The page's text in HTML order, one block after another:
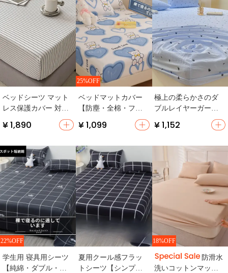
ベッドシーツ マット
レス保護カバー 対応
シモンズ 単色ウォッ
シャブルコットン 防
¥ 1,890
25%OFF
ベッドマットカバー
【防塵・全棉・フィ
¥ 1,099
極上の柔らかさのダ
ブルレイヤーガーゼ
洗えるコットンベッ
ドカバー【防滑・マ
¥ 1,152
22%OFF
学生用 寝具用シーツ
【純綿・ダブル・オ
夏用クール感フラッ
トシーツ【シンプル
18%OFF
防滑水
洗いコットンマット